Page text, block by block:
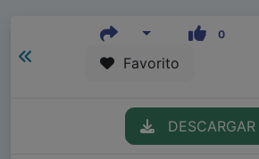
0
Favorito
DESCARGAR